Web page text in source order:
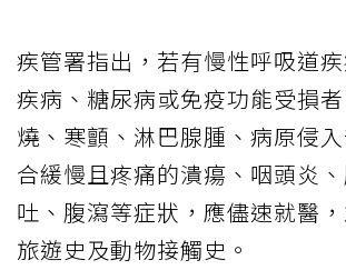
疾管署指出，若有慢性呼吸道
疾病、糖尿病或免疫功能受損
燒、寒顫、淋巴腺腫、病原侵
合緩慢且疼痛的潰瘍、咽頭炎
吐、腹瀉等症狀，應儘速就醫
旅遊史及動物接觸史。